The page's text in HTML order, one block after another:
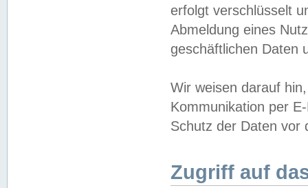
erfolgt verschlüsselt
Abmeldung eines
geschäftlichen Daten
Wir weisen darauf
Kommunikation per
Schutz der Daten vor
Zugriff auf